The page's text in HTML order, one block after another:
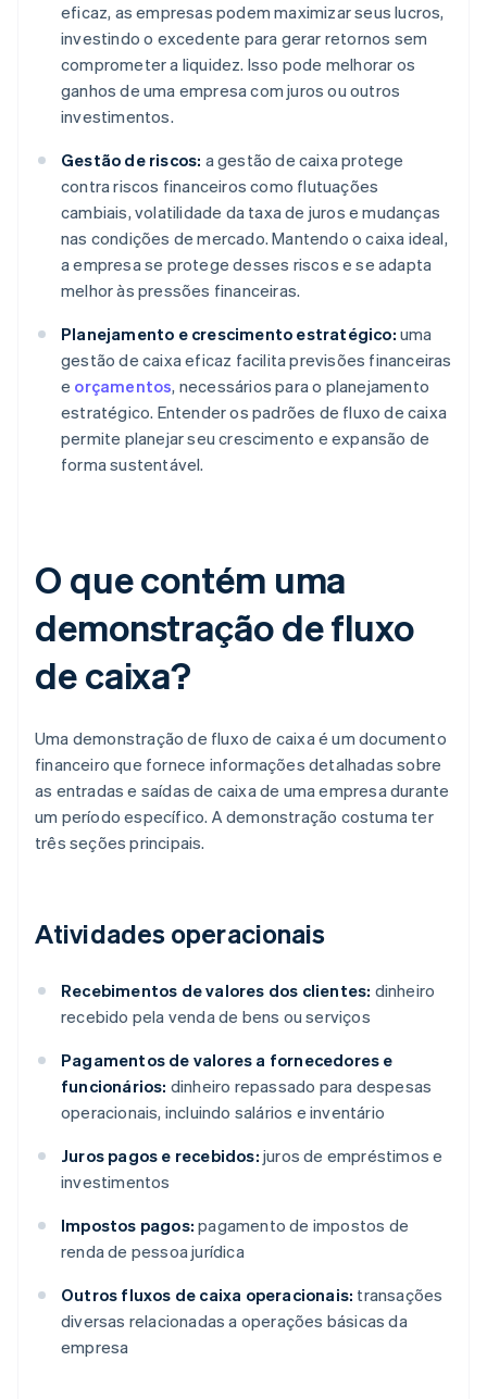
eficaz, as empresas podem maximizar seus lucros,
investindo o excedente para gerar retornos sem
comprometer a liquidez. Isso pode melhorar os
ganhos de uma empresa com juros ou outros
investimentos.
Gestão de riscos: a gestão de caixa protege
contra riscos financeiros como flutuações
cambiais, volatilidade da taxa de juros e mudanças
nas condições de mercado. Mantendo o caixa ideal,
a empresa se protege desses riscos e se adapta
melhor às pressões financeiras.
Planejamento e crescimento estratégico: uma
gestão de caixa eficaz facilita previsões financeiras
e orçamentos, necessários para o planejamento
estratégico. Entender os padrões de fluxo de caixa
permite planejar seu crescimento e expansão de
forma sustentável.
O que contém uma
demonstração de fluxo
de caixa?
Uma demonstração de fluxo de caixa é um documento
financeiro que fornece informações detalhadas sobre
as entradas e saídas de caixa de uma empresa durante
um período específico. A demonstração costuma ter
três seções principais.
Atividades operacionais
Recebimentos de valores dos clientes: dinheiro
recebido pela venda de bens ou serviços
Pagamentos de valores a fornecedores e
funcionários: dinheiro repassado para despesas
operacionais, incluindo salários e inventário
Juros pagos e recebidos: juros de empréstimos e
investimentos
Impostos pagos: pagamento de impostos de
renda de pessoa jurídica
Outros fluxos de caixa operacionais: transações
diversas relacionadas a operações básicas da
empresa